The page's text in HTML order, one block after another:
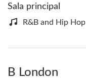
Sala principal
R&B and Hip Hop
B London